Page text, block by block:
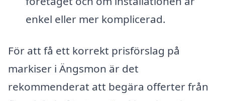
enkel eller mer komplicerad.
För att få ett korrekt prisförslag på
markiser i Ängsmon är det
rekommenderat att begära offerter från